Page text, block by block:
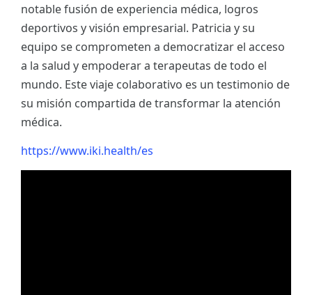
notable fusión de experiencia médica, logros
deportivos y visión empresarial. Patricia y su
equipo se comprometen a democratizar el acceso
a la salud y empoderar a terapeutas de todo el
mundo. Este viaje colaborativo es un testimonio de
su misión compartida de transformar la atención
médica.
https://www.iki.health/es